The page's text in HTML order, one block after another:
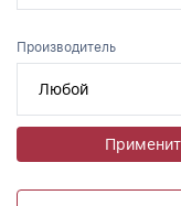
Производитель